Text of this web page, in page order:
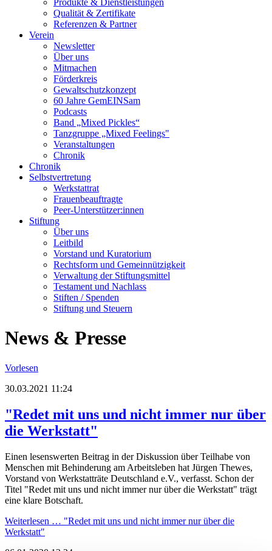
Produkte & Dienstleistungen
Qualität & Zertifikate
Referenzen & Partner
Verein
Newsletter
Über uns
Mitmachen
Förderkreis
Gewaltschutzkonzept
60 Jahre GemEINSam
Podcasts
Band „Mixed Pickles“
Tanzgruppe „Mixed Feelings"
Veranstaltungen
Chronik
Chronik
Selbstvertretung
Werkstattrat
Frauenbeauftragte
Peer-Unterstützer:innen
Stiftung
Über uns
Leitbild
Vorstand und Kuratorium
Rechtsform und Gemeinnützigkeit
Verwaltung der Stiftungsmittel
Testament und Nachlass
Stiften / Spenden
Stiftung und Steuern
News & Presse
Vorlesen
30.03.2021 11:24
"Redet mit uns und nicht immer nur über
die Werkstatt"
Einen lesenswerten Beitrag in der Diskussion über Teilhabe von
Menschen mit Behinderung am Arbeitsleben hat Jürgen Thewes,
Vorstand von Werkstatträte Deutschland e.V., verfasst. Schon der
Titel "Redet mit uns und nicht immer nur über die Werkstatt" trägt
eine klare Botschaft.
Weiterlesen … "Redet mit uns und nicht immer nur über die
Werkstatt"